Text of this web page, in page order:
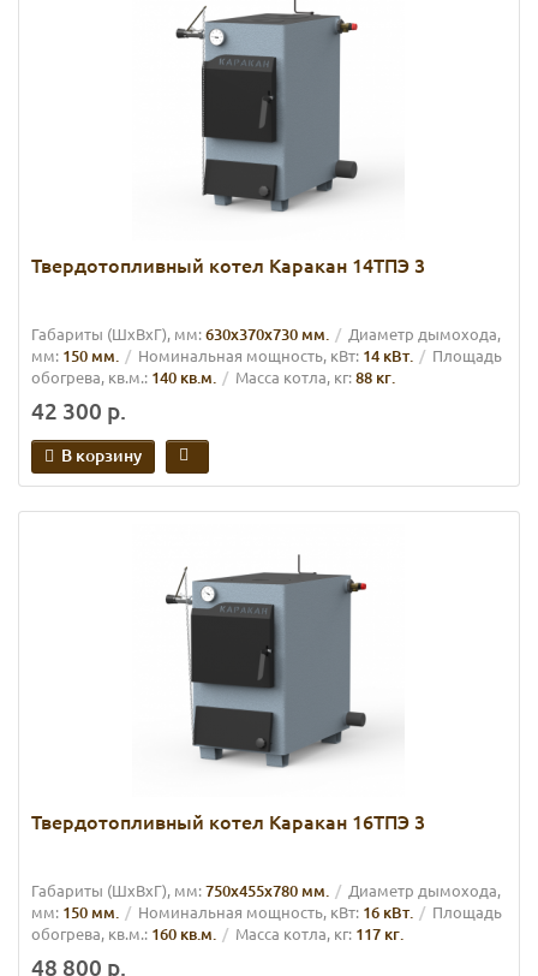
Твердотопливный котел Каракан 14ТПЭ 3
Габариты (ШхВхГ), мм:630х370х730 мм.
Диаметр дымохода,
мм: 150 мм. Номинальная мощность, кВт: 14 кВт.
Площадь
обогрева, кв.м.: 140 кв.м. Масса котла, кг:88 кг.
42 300 р.
В корзину
Твердотопливный котел Каракан 16ТПЭ 3
Габариты (ШхВхГ), мм:750х455х780 мм.
Диаметр дымохода,
мм: 150 мм. Номинальная мощность, кВт: 16 кВт.
Площадь
обогрева, кв.м.: 160 кв.м. Масса котла, кг: 117 кг.
48 800 р.